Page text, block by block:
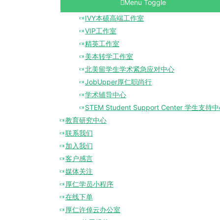
Menu Toggle
IVY本硕高端工作室
VIP工作室
精英工作室
美本转学工作室
北美留学生学术紧急应对中心
JobUpper厚仁职尚行
学术辅导中心
STEM Student Support Center 学生支持
教育研究中心
联系我们
加入我们
客户感言
媒体关注
厚仁学员小程序
在线下单
厚仁许倬云办公室